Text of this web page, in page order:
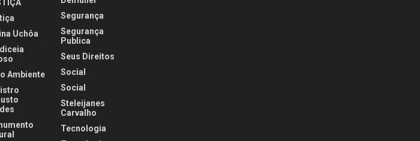
Uchôa
Ambiente
Segurança
Segurança
Publica
Seus Direitos
Social
Social
Steleijanes
Carvalho
Tecnologia